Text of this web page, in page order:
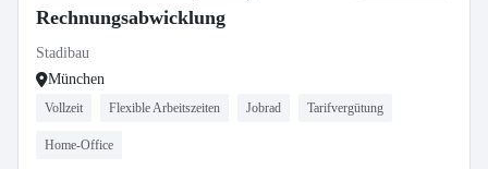
Rechnungsabwicklung
Stadibau
München
Vollzeit Flexible Arbeitszeiten Jobrad Tarifvergütung
Home-Office